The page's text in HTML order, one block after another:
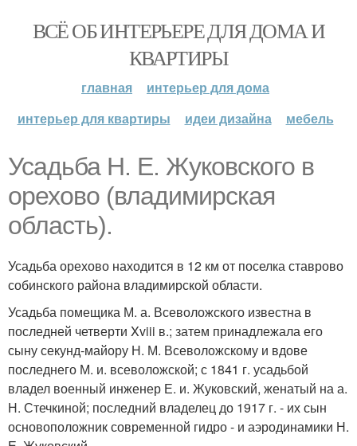
ВСЁ ОБ ИНТЕРЬЕРЕ ДЛЯ ДОМА И
КВАРТИРЫ
главная
интерьер для дома
интерьер для квартиры
идеи дизайна мебель
Усадьба Н. Е. Жуковского в
орехово (владимирская
область).
Усадьба орехово находится в 12 км от поселка ставрово
собинского района владимирской области.
Усадьба помещика М. а. Всеволожского известна в
последней четверти Xviii в.; затем принадлежала его
сыну секунд-майору Н. М. Всеволожскому и вдове
последнего М. и. всеволожской; с 1841 г. усадьбой
владел военный инженер Е. и. Жуковский, женатый на а.
Н. Стечкиной; последний владелец до 1917 г. - их сын
основоположник современной гидро - и аэродинамики Н.